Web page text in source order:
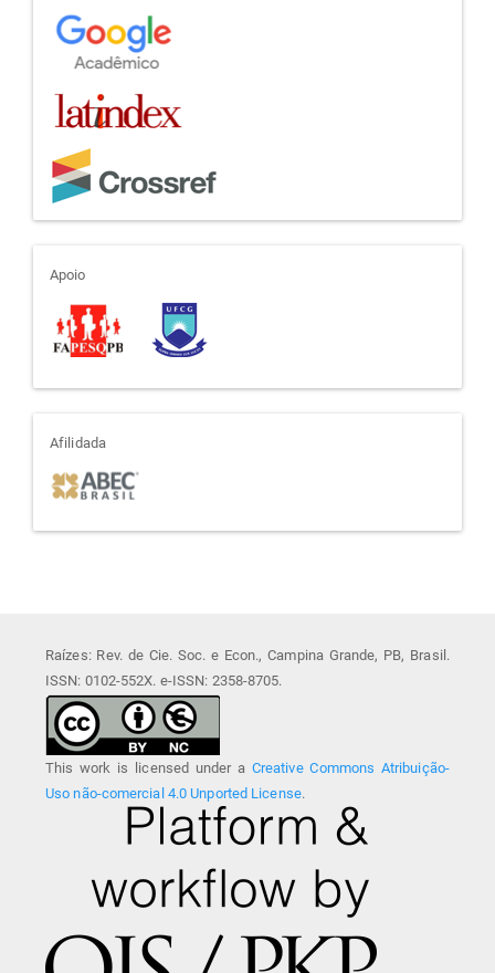
apoio
Apoio
afiliada
Afilidada
Raízes: Rev. de Cie. Soc. e Econ., Campina Grande, PB, Brasil.
ISSN: 0102-552X. e-ISSN: 2358-8705.
This work is licensed under a Creative Commons Atribuição-
Uso não-comercial 4.0 Unported License.